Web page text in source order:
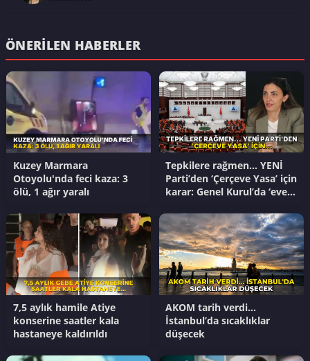
ÖNERILEN HABERLER
Kuzey Marmara
Otoyolu'nda feci kaza: 3
ölü, 1 ağır yaralı
Tepkilere rağmen… YENİ
Parti’den ‘Çerçeve Yasa’ için
karar: Genel Kurul’da ‘evet’
7,5 aylık hamile Atiye
konserine saatler kala
hastaneye kaldırıldı
AKOM tarih verdi...
İstanbul’da sıcaklıklar
düşecek